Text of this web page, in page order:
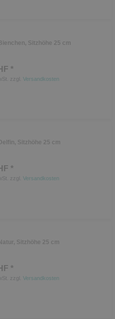
Sitzhöhe 25 cm
*
zzgl. Versandkosten
Sitzhöhe 25 cm
*
zzgl. Versandkosten
Sitzhöhe 25 cm
*
zzgl. Versandkosten